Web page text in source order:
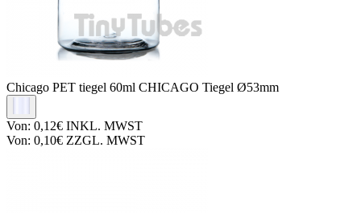
Chicago PET tiegel 60ml CHICAGO Tiegel Ø53mm
Von: 0,12€ INKL. MWST
Von: 0,10€ ZZGL. MWST